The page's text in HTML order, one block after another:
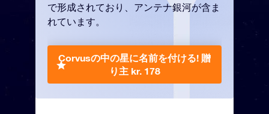
で形成されており、アンテナ銀河が含ま
れています。
Corvusの中の星に名前を付ける! 贈
り主 kr. 178